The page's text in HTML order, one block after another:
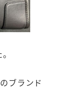
ブランド